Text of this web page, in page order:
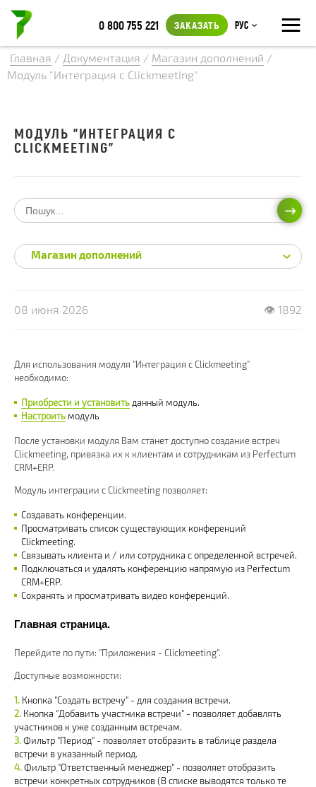
≡
0 800 755 221 ЗАКАЗАТЬ Рус
Главная / Документация / Магазин дополнений /
Модуль "Интеграция с Clickmeeting"
08 июня 2026 👁 1892
Для использования модуля "Интеграция с Clickmeeting"
необходимо:
Приобрести и установить данный модуль.
Настроить модуль
После установки модуля Вам станет доступно создание встреч
Clickmeeting, привязка их к клиентам и сотрудникам из Perfectum
CRM+ERP.
Модуль интеграции с Clickmeeting позволяет:
Создавать конференции.
Просматривать список существующих конференций
Clickmeeting.
Связывать клиента и / или сотрудника с определенной встречей.
Подключаться и удалять конференцию напрямую из Perfectum
CRM+ERP.
Сохранять и просматривать видео конференций.
Главная страница.
Перейдите по пути: "Приложения - Clickmeeting".
Доступные возможности:
Кнопка "Создать встречу" - для создания встречи.
Кнопка "Добавить участника встречи" - позволяет добавлять
участников к уже созданным встречам.
Фильтр "Период" - позволяет отобразить в таблице раздела
встречи в указанный период.
Фильтр "Ответственный менеджер" - позволяет отобразить
встречи конкретных сотрудников (В списке выводятся только те
МОДУЛЬ "ИНТЕГРАЦИЯ С
CLICKMEETING"
Магазин дополнений